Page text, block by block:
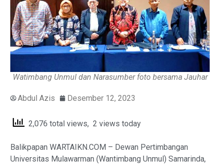
Watimbang Unmul dan Narasumber foto bersama Jauhar
Abdul Azis Desember 12, 2023
2,076 total views, 2 views today
Balikpapan WARTAIKN.COM – Dewan Pertimbangan
Universitas Mulawarman (Wantimbang Unmul) Samarinda,